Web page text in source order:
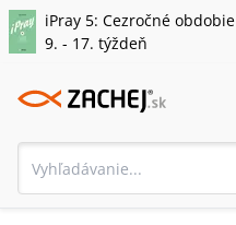
iPray 5: Cezročné obdobie
9. - 17. týždeň